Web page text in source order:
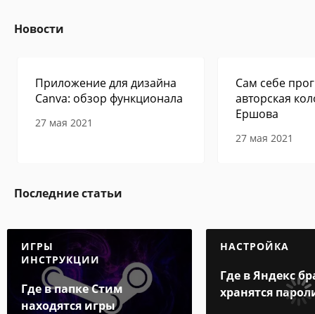
Новости
Приложение для дизайна
Canva: обзор функционала
27 мая 2021
Сам себе
авторская
Ершова
27 мая 2021
Последние статьи
ИГРЫ
ИНСТРУКЦИИ
Где в папке Стим
находятся игры
НАСТРОЙКА
Где в Яндекс
хранятся